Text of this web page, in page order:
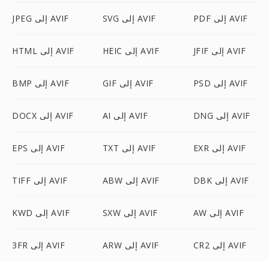
JPEG إلى AVIF SVG إلى AVIF PDF إلى AVIF
HTML إلى AVIF HEIC إلى AVIF JFIF إلى AVIF
BMP إلى AVIF GIF إلى AVIF PSD إلى AVIF
DOCX إلى AVIF AI إلى AVIF DNG إلى AVIF
EPS إلى AVIF TXT إلى AVIF EXR إلى AVIF
TIFF إلى AVIF ABW إلى AVIF DBK إلى AVIF
KWD إلى AVIF SXW إلى AVIF AW إلى AVIF
3FR إلى AVIF ARW إلى AVIF CR2 إلى AVIF